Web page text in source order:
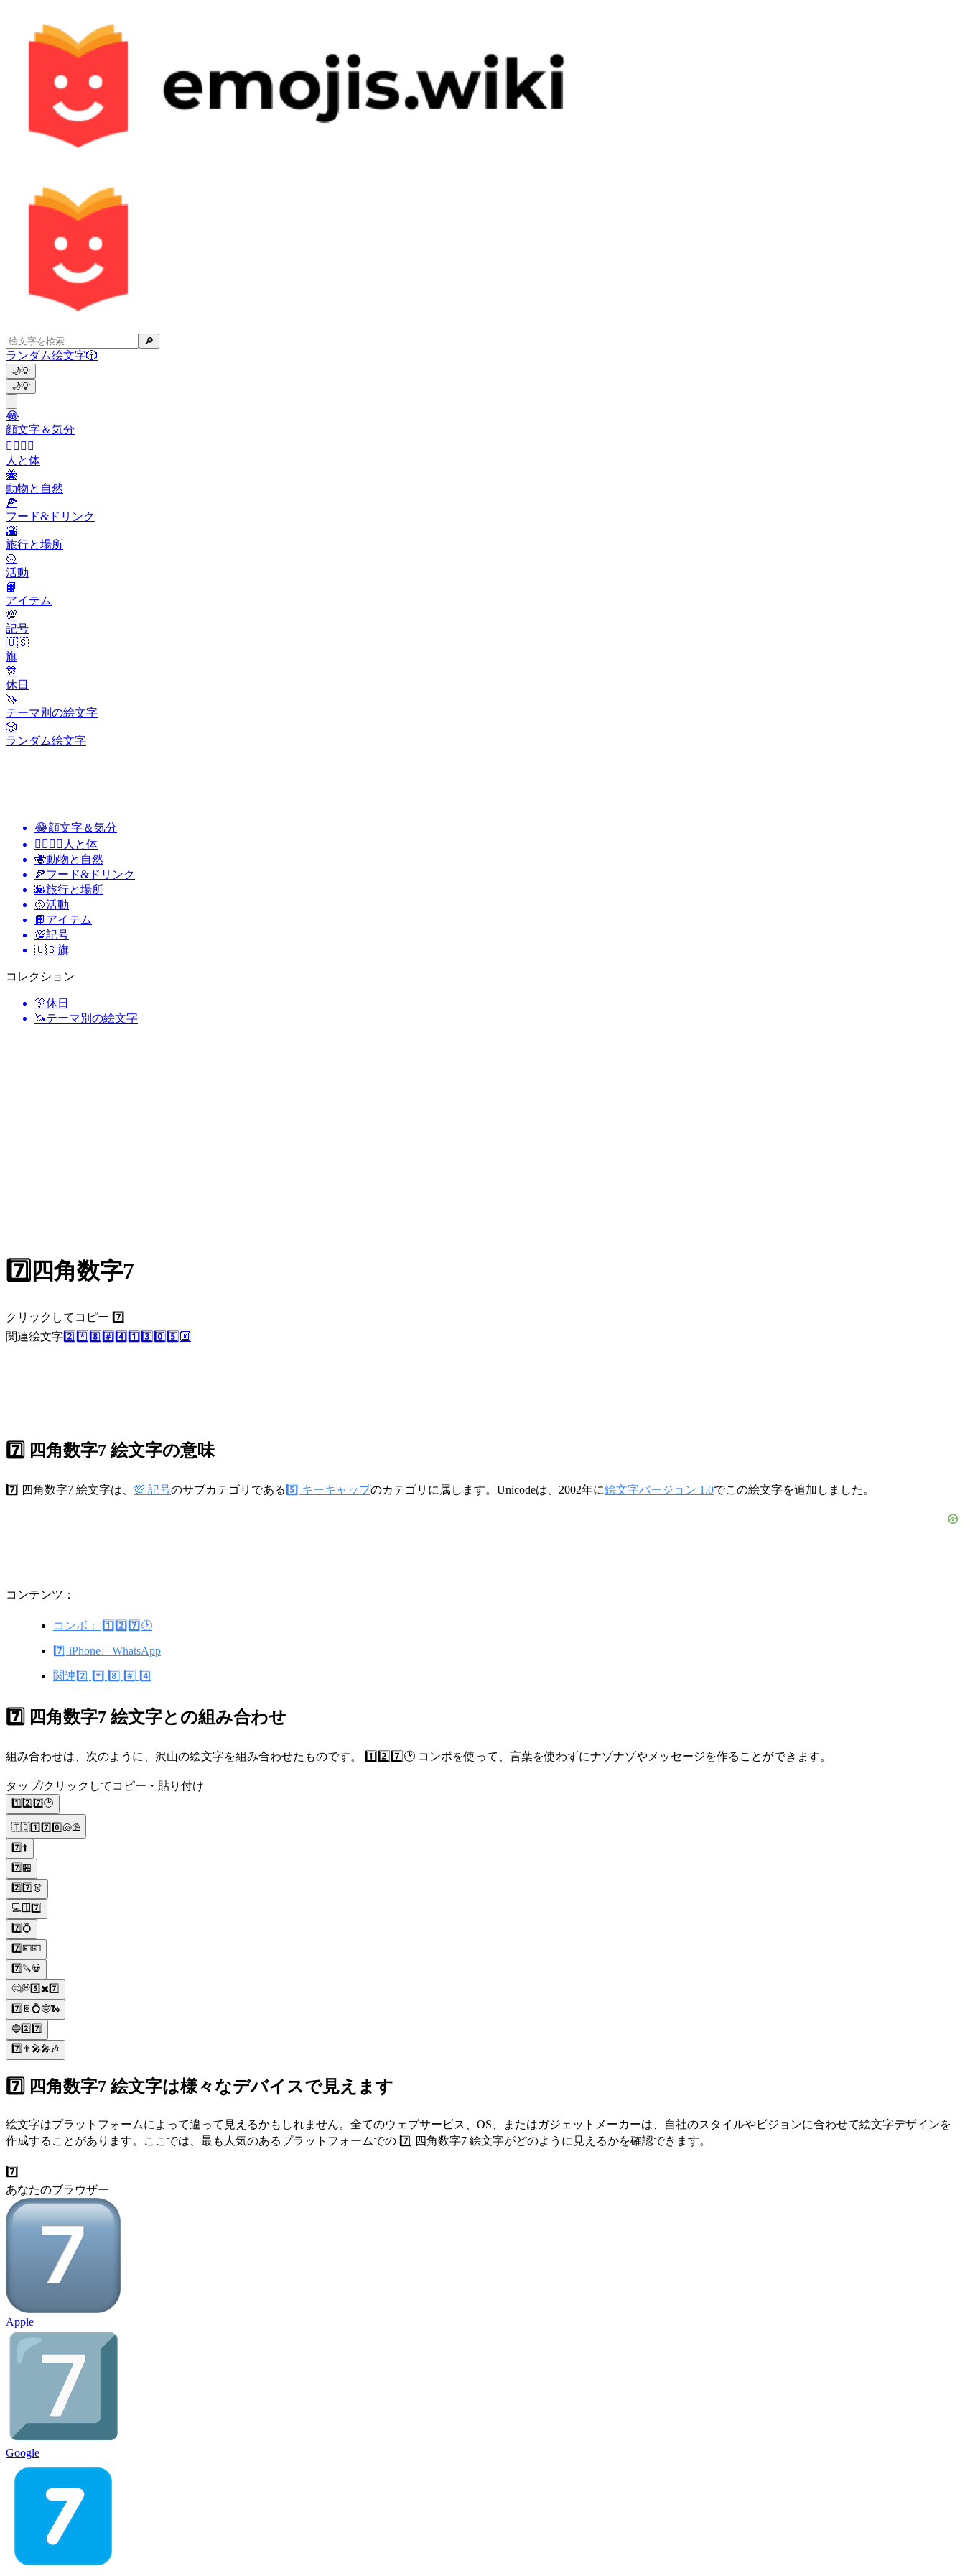
🔎
ランダム絵文字🎲
🌙💡
🌙💡
😂
顔文字＆気分
👩‍❤️‍💋‍👨
人と体
🐝
動物と自然
🍕
フード&ドリンク
🌇
旅行と場所
🥎
活動
📙
アイテム
💯
記号
🇺🇸
旗
🎊
休日
🦄
テーマ別の絵文字
🎲
ランダム絵文字
😂顔文字＆気分
👩‍❤️‍💋‍👨 人と体
🐝動物と自然
🍕フード&ドリンク
🌇旅行と場所
🥎活動
📙 アイテム
💯記号
🇺🇸旗
コレクション
🎊休日
🦄テーマ別の絵文字
7️⃣ 四角数字7
クリックしてコピー 7️⃣
関連絵文字2️⃣ *️⃣ 8️⃣ #️⃣ 4️⃣ 1️⃣ 3️⃣ 0️⃣ 5️⃣ 🔟
7️⃣ 四角数字7 絵文字の意味
7️⃣ 四角数字7 絵文字は、 💯 記号のサブカテゴリである 5️⃣ キーキャップのカテゴリに属します。Unicodeは、2002年に絵文字バージョン 1.0でこの絵文字を追加しました。
コンテンツ：
コンボ： 1️⃣2️⃣7️⃣🕑
7️⃣ iPhone、WhatsApp
関連2️⃣ *️⃣ 8️⃣ #️⃣ 4️⃣
7️⃣ 四角数字7 絵文字との組み合わせ
組み合わせは、次のように、沢山の絵文字を組み合わせたものです。 1️⃣2️⃣7️⃣🕑 コンボを使って、言葉を使わずにナゾナゾやメッセージを作ることができます。
タップ/クリックしてコピー・貼り付け
1️⃣2️⃣7️⃣🕑
🇹🇴1️⃣7️⃣0️⃣🐚⛱️
7️⃣⬆️
7️⃣🏪
2️⃣7️⃣👗
💻🪟7️⃣
7️⃣💍
7️⃣💷💷
7️⃣🔪💀
🤔💭5️⃣✖️7️⃣
7️⃣📔💍🤓🐍
🔵2️⃣7️⃣
7️⃣👨‍🎤🎤🎶
7️⃣ 四角数字7 絵文字は様々なデバイスで見えます
絵文字はプラットフォームによって違って見えるかもしれません。全てのウェブサービス、OS、またはガジェットメーカーは、自社のスタイルやビジョンに合わせて絵文字デザインを
作成することがあります。ここでは、最も人気のあるプラットフォームでの 7️⃣ 四角数字7 絵文字がどのように見えるかを確認できます。
7️⃣
あなたのブラウザー
Apple
Google